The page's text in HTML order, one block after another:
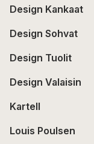
Design Kankaat
Design Sohvat
Design Tuolit
Design Valaisin
Kartell
Louis Poulsen